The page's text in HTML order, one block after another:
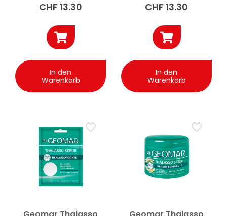
CHF 13.30
In den
Warenkorb
CHF 13.30
In den
Warenkorb